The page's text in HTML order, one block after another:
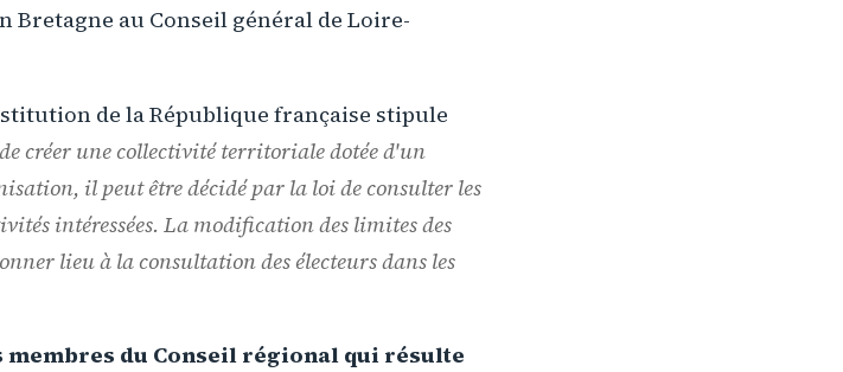
Bretagne au Conseil général de Loire-
de la République française stipule
créer une collectivité territoriale dotée d'un
il peut être décidé par la loi de consulter les
intéressées. La modification des limites des
lieu à la consultation des électeurs dans les
du Conseil régional qui résulte